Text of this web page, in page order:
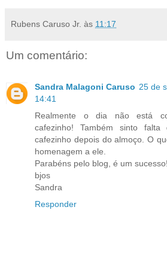
Rubens Caruso Jr. às 11:17
Um comentário:
Sandra Malagoni Caruso 25 de
14:41
Realmente o dia não está
cafezinho! Também sinto
cafezinho depois do almoço. O
homenagem a ele.
Parabéns pelo blog, é um sucesso!
bjos
Sandra
Responder